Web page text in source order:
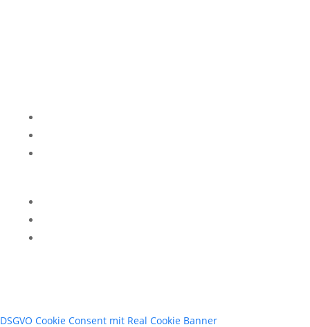
DSGVO Cookie Consent mit Real Cookie Banner